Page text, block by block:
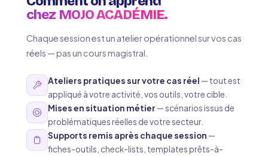
chez MOJO ACADÉMIE.
Chaque session est un atelier opérationnel sur vos cas
réels — pas un cours magistral.
Ateliers pratiques sur votre cas réel — tout est
appliqué à votre activité, vos outils, votre cible.
Mises en situation métier — scénarios issus de
problématiques réelles de votre secteur.
Supports remis après chaque session —
fiches-outils, check-lists, templates prêts-à-